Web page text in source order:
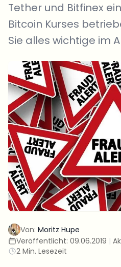
Tether und Bitfinex
Bitcoin Kurses
Sie alles wichtige im
Von: Moritz Hupe
Veröffentlicht: 09.06.2019 |
2 Min. Lesezeit